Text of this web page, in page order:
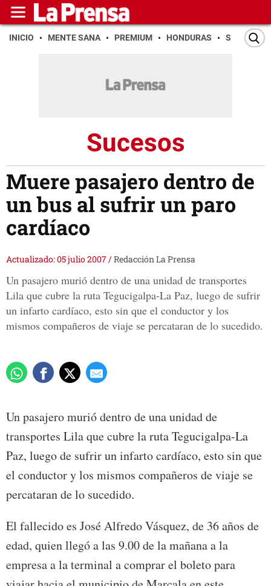
INICIO MENTE SANA PREMIUM HONDURAS SAN PEDRO
Sucesos
Muere pasajero dentro de
un bus al sufrir un paro
cardíaco
Actualizado: 05 julio 2007/Redacción La Prensa
Un pasajero murió dentro de una unidad de transportes
Lila que cubre la ruta Tegucigalpa-La Paz, luego de sufrir
un infarto cardíaco, esto sin que el conductor y los
mismos compañeros de viaje se percataran de lo sucedido.
Un pasajero murió dentro de una unidad de
transportes Lila que cubre la ruta Tegucigalpa-La
Paz, luego de sufrir un infarto cardíaco, esto sin que
el conductor y los mismos compañeros de viaje se
percataran de lo sucedido.
El fallecido es José Alfredo Vásquez, de 36 años de
edad, quien llegó a las 9.00 de la mañana a la
empresa a la terminal a comprar el boleto para